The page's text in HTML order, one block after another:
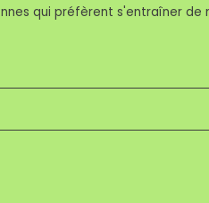
qui préfèrent s'entraîner